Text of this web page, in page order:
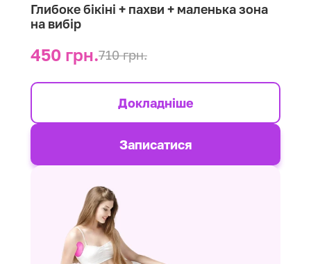
Глибоке бікіні + пахви + маленька зона
на вибір
450 грн.710 грн.
Докладніше
Записатися